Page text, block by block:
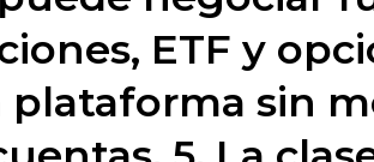
ETF y
plataforma sin